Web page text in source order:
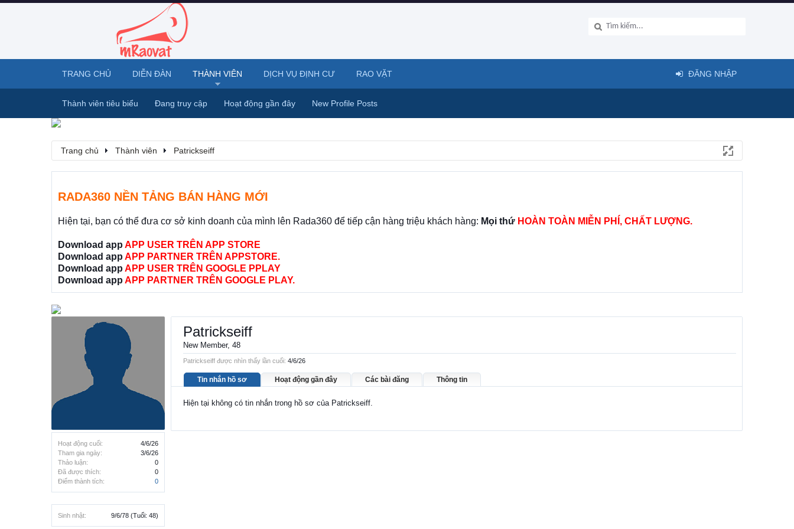
Trang chủ Thành viên Patrickseiff
RADA360 NỀN TẢNG BÁN HÀNG MỚI
Hiện tại, bạn có thể đưa cơ sở kinh doanh của mình lên Rada360 để tiếp cận hàng triệu khách hàng: Mọi thứ HOÀN TOÀN MIỄN PHÍ, CHẤT LƯỢNG.
Download app APP USER TRÊN APP STORE
Download app APP PARTNER TRÊN APPSTORE.
Download app APP USER TRÊN GOOGLE PPLAY
Download app APP PARTNER TRÊN GOOGLE PLAY.
Hoạt động cuối:
4/6/26
Tham gia ngày:
3/6/26
Thảo luận:
0
Đã được thích:
0
Điểm thành tích:
0
Sinh nhật: 9/6/78 (Tuổi: 48)
Patrickseiff
New Member, 48
Patrickseiff được nhìn thấy lần cuối: 4/6/26
Tin nhắn hồ sơ Hoạt động gần đây Các bài đăng Thông tin
Hiện tại không có tin nhắn trong hồ sơ của Patrickseiff.
TRANG CHỦ DIỄN ĐÀN THÀNH VIÊN
Thành viên tiêu biểu Đang truy cập Hoạt động gần đây New Profile Posts
DỊCH VỤ ĐỊNH CƯ RAO VẶT ĐĂNG NHẬP